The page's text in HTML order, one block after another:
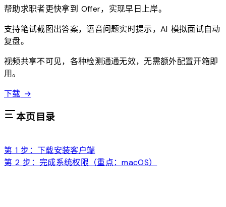
帮助求职者更快拿到 Offer，实现早日上岸。
支持笔试截图出答案，语音问题实时提示，AI 模拟面试自动
复盘。
视频共享不可见，各种检测通通无效，无需额外配置开箱即
用。
下载 →
本页目录
第 1 步：下载安装客户端
第 2 步：完成系统权限（重点：macOS）